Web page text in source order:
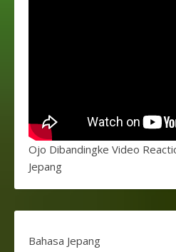
Ojo Dibandingke Video
Jepang
Bahasa Jepang